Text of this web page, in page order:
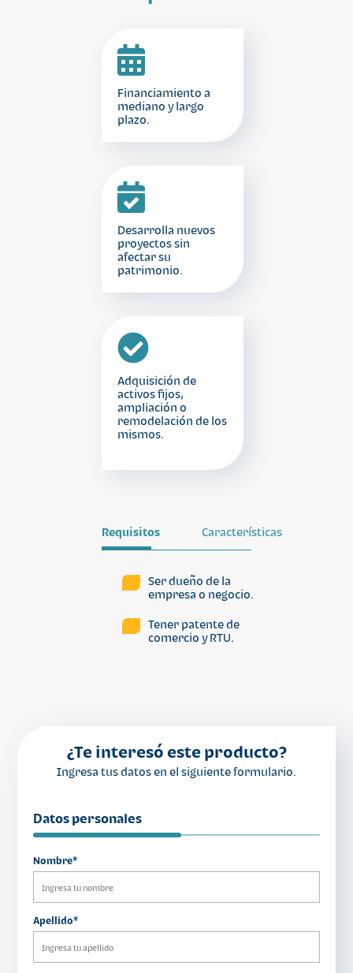
Financiamiento a
mediano y largo
plazo.
Desarrolla nuevos
proyectos sin
afectar su
patrimonio.
Adquisición de
activos fijos,
ampliación o
remodelación de los
mismos.
Requisitos Características
Ser dueño de la
empresa o negocio.
Tener patente de
comercio y RTU.
¿Te interesó este producto?
Ingresa tus datos en el siguiente formulario.
Datos personales
Nombre*
Apellido*